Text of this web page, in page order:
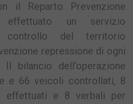
il Reparto Prevenzione
effettuato un servizio
controllo del territorio
repressione di ogni
bilancio dell’operazione
e 66 veicoli controllati, 8
effettuati e 8 verbali per